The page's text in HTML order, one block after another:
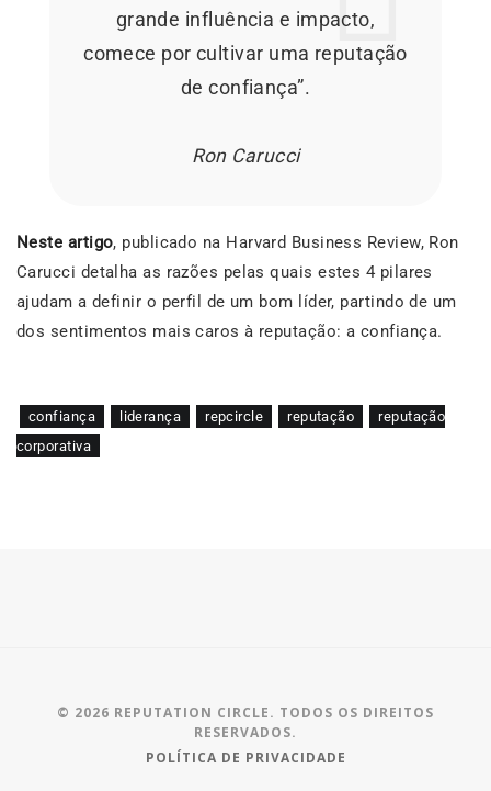
grande influência e impacto,
comece por cultivar uma reputação
de confiança”.
Ron Carucci
Neste artigo, publicado na Harvard Business Review, Ron
Carucci detalha as razões pelas quais estes 4 pilares
ajudam a definir o perfil de um bom líder, partindo de um
dos sentimentos mais caros à reputação: a confiança.
confiança liderança repcircle reputação
reputação
corporativa
© 2026 REPUTATION CIRCLE. TODOS OS DIREITOS
RESERVADOS.
POLÍTICA DE PRIVACIDADE